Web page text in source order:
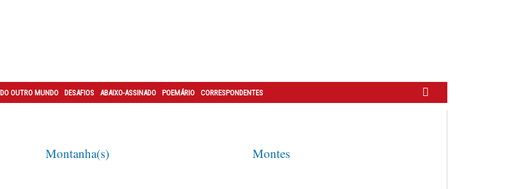
DO OUTRO MUNDO DESAFIOS ABAIXO-ASSINADO POEMÁRIO CORRESPONDENTES
Montanha(s) Montes